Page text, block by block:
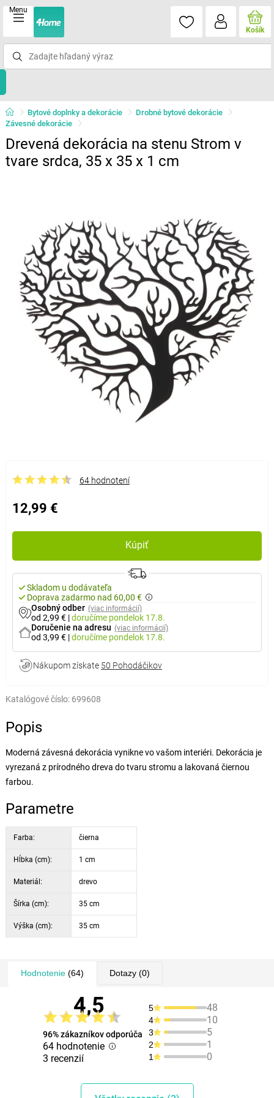
Menu
Košík
Bytové doplnky a dekorácie
Drobné bytové dekorácie
Závesné dekorácie
Drevená dekorácia na stenu Strom v
tvare srdca, 35 x 35 x 1 cm
64 hodnotení
12,99 €
Kúpiť
Skladom u dodávateľa
Doprava zadarmo nad 60,00 €
Osobný odber (viac informácií)
od 2,99 € |doručíme pondelok 17.8.
Doručenie na adresu (viac informácií)
od 3,99 € |doručíme pondelok 17.8.
Nákupom získate 50 Pohodáčikov
Katalógové číslo: 699608
Popis
Moderná závesná dekorácia vynikne vo vašom interiéri. Dekorácia je
vyrezaná z prírodného dreva do tvaru stromu a lakovaná čiernou
farbou.
Parametre
Farba: čierna
Hĺbka (cm): 1 cm
Materiál: drevo
Šírka (cm): 35 cm
Výška (cm): 35 cm
Hodnotenie(64) Dotazy(0)
4,5
96% zákazníkov odporúča
64 hodnotenie
3 recenzií
5 48
4 10
3 5
2 1
1 0